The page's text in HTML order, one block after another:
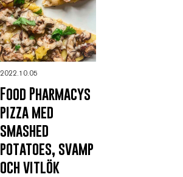
2022.10.05
Food Pharmacys
pizza med
smashed
potatoes, svamp
och vitlök